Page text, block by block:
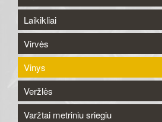
Laikikliai
Virvės
Vinys
Veržlės
Varžtai metriniu sriegiu